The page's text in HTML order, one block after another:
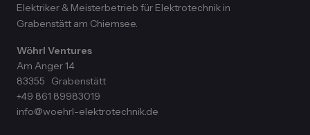
Elektriker & Meisterbetrieb für Elektrotechnik in
Grabenstätt am Chiemsee.
Wöhrl Ventures
Am Anger 14
83355
Grabenstätt
+49 861 89983019
info@woehrl-elektrotechnik.de